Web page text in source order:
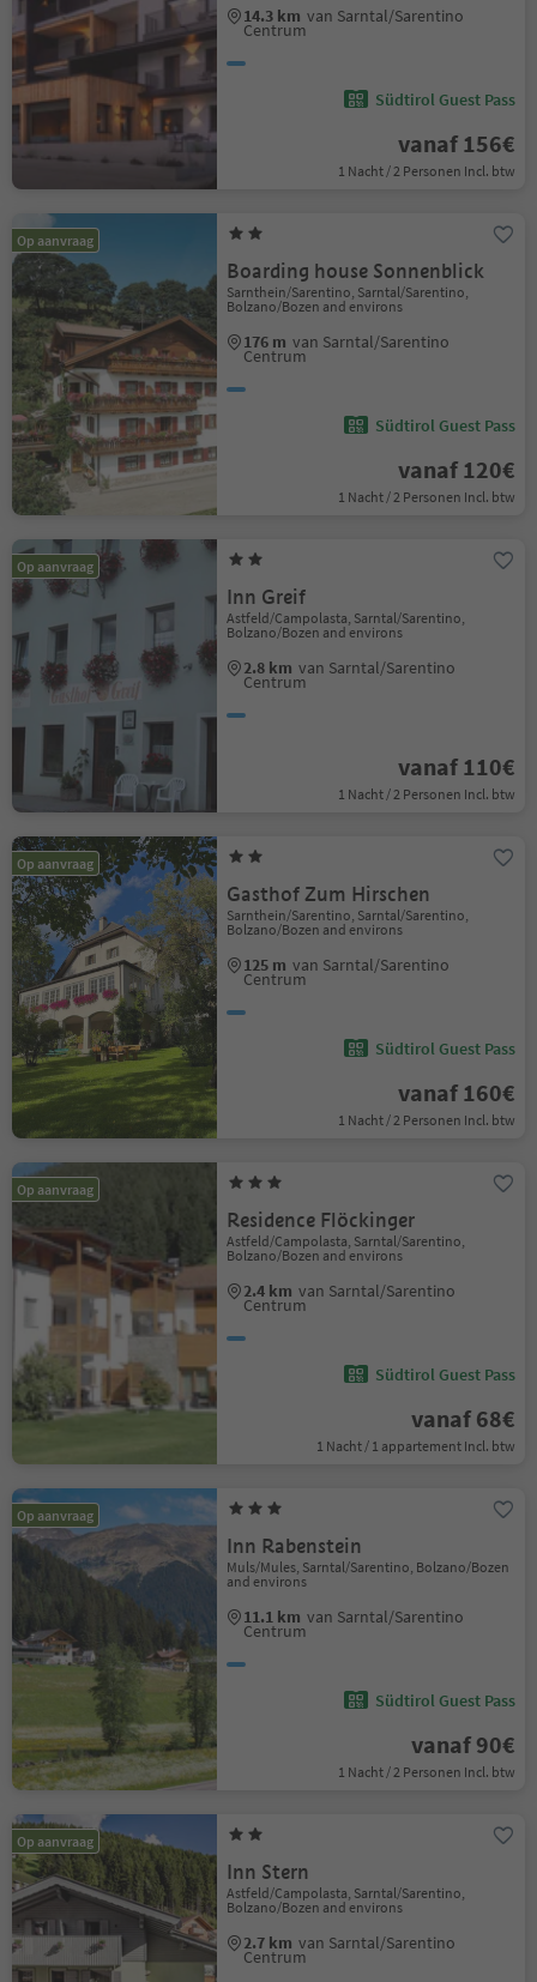
14.3 km van Sarntal/Sarentino
Centrum
Südtirol Guest Pass
vanaf 156€
1 Nacht / 2 Personen Incl. btw
Op aanvraag
Boarding house Sonnenblick
Sarnthein/Sarentino, Sarntal/Sarentino,
Bolzano/Bozen and environs
176 m van Sarntal/Sarentino
Centrum
Südtirol Guest Pass
vanaf 120€
1 Nacht / 2 Personen Incl. btw
Op aanvraag
Inn Greif
Astfeld/Campolasta, Sarntal/Sarentino,
Bolzano/Bozen and environs
2.8 km van Sarntal/Sarentino
Centrum
vanaf 110€
1 Nacht / 2 Personen Incl. btw
Op aanvraag
Gasthof Zum Hirschen
Sarnthein/Sarentino, Sarntal/Sarentino,
Bolzano/Bozen and environs
125 m van Sarntal/Sarentino
Centrum
Südtirol Guest Pass
vanaf 160€
1 Nacht / 2 Personen Incl. btw
Op aanvraag
Residence Flöckinger
Astfeld/Campolasta, Sarntal/Sarentino,
Bolzano/Bozen and environs
2.4 km van Sarntal/Sarentino
Centrum
Südtirol Guest Pass
vanaf 68€
1 Nacht / 1 appartement Incl. btw
Op aanvraag
Inn Rabenstein
Muls/Mules, Sarntal/Sarentino, Bolzano/Bozen
and environs
11.1 km van Sarntal/Sarentino
Centrum
Südtirol Guest Pass
vanaf 90€
1 Nacht / 2 Personen Incl. btw
Op aanvraag
Inn Stern
Astfeld/Campolasta, Sarntal/Sarentino,
Bolzano/Bozen and environs
2.7 km van Sarntal/Sarentino
Centrum